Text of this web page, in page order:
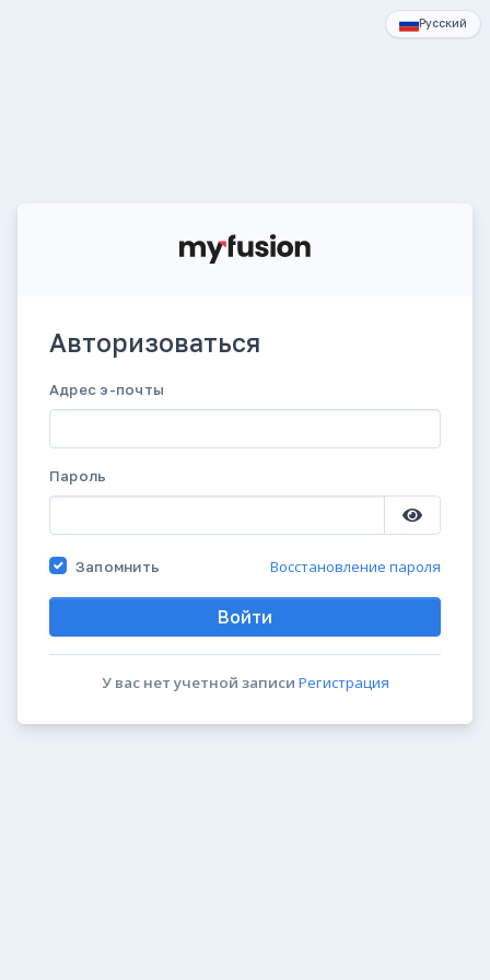
Русский
Авторизоваться
Адрес э-почты
Пароль
Запомнить Восстановление пароля
Войти
У вас нет учетной записи Регистрация